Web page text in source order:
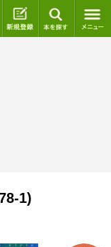
ログイン 新規登録
1)